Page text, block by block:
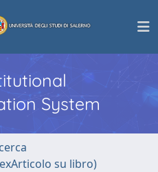
System
su libro)